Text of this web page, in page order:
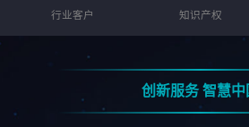
行业客户 知识产权
创新服务 智慧中